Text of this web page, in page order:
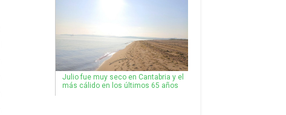
Julio fue muy seco en Cantabria y el
más cálido en los últimos 65 años